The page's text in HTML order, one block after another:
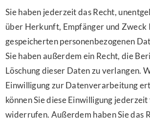
Sie haben jederzeit das Recht,
über Herkunft, Empfänger und Zweck
gespeicherten personenbezogenen
Sie haben außerdem ein Recht, die
Löschung dieser Daten zu verlangen.
Einwilligung zur Datenverarbeitung
können Sie diese Einwilligung
widerrufen. Außerdem haben Sie das